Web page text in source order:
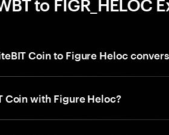
to FIGR_HELOC
Coin to Figure Heloc
Coin with Figure Heloc?